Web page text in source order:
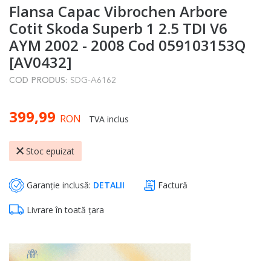
to
the
beginning
of
the
images
Flansa Capac Vibrochen Arbore
Cotit Skoda Superb 1 2.5 TDI V6
AYM 2002 - 2008 Cod 059103153Q
[AV0432]
COD PRODUS: SDG-A6162
399,99 RON TVA inclus
Stoc epuizat
Garanție inclusă: DETALII Factură
Livrare în toată țara